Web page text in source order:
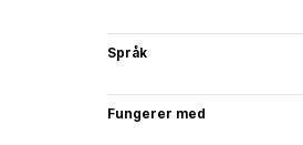
Språk
Fungerer med